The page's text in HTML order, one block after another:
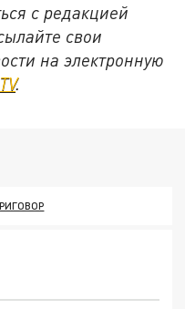
с редакцией
свои
на электронную
.